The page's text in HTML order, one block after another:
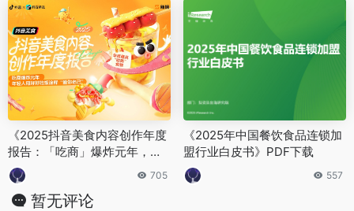
《2025抖音美食内容创作年度
报告：「吃商」爆炸元年，年
轻人用好好吃饭诠释“爱你老
己”》PDF免费下载
705
《2025年中国餐饮食品连锁加
盟行业白皮书》PDF下载
557
暂无评论